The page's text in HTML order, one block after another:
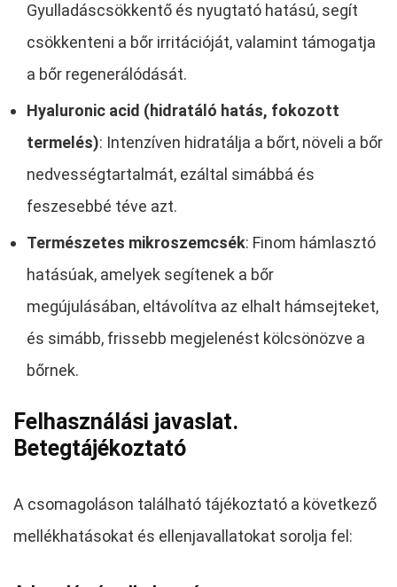
Gyulladáscsökkentő és nyugtató hatású, segít
csökkenteni a bőr irritációját, valamint támogatja
a bőr regenerálódását.
Hyaluronic acid (hidratáló hatás, fokozott
termelés): Intenzíven hidratálja a bőrt, növeli a bőr
nedvességtartalmát, ezáltal simábbá és
feszesebbé téve azt.
Természetes mikroszemcsék: Finom hámlasztó
hatásúak, amelyek segítenek a bőr
megújulásában, eltávolítva az elhalt hámsejteket,
és simább, frissebb megjelenést kölcsönözve a
bőrnek.
Felhasználási javaslat.
Betegtájékoztató
A csomagoláson található tájékoztató a következő
mellékhatásokat és ellenjavallatokat sorolja fel: